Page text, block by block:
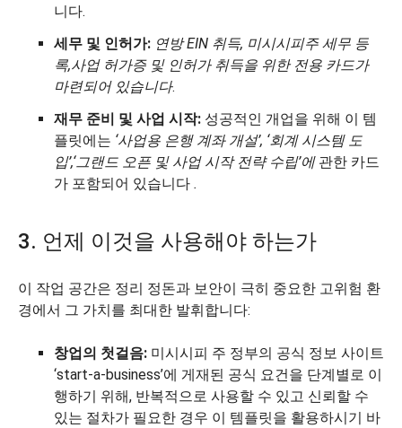
니다.
세무 및 인허가: 연방 EIN 취득, 미시시피주 세무 등
록,사업 허가증 및 인허가 취득을 위한 전용 카드가
마련되어 있습니다.
재무 준비 및 사업 시작: 성공적인 개업을 위해 이 템
플릿에는 ‘사업용 은행 계좌 개설’, ‘회계 시스템 도
입’,‘그랜드 오픈 및 사업 시작 전략 수립’에관한 카드
가 포함되어 있습니다 .
3. 언제 이것을 사용해야 하는가
이 작업 공간은 정리 정돈과 보안이 극히 중요한 고위험 환
경에서 그 가치를 최대한 발휘합니다:
창업의 첫걸음: 미시시피 주 정부의 공식 정보 사이트
‘start-a-business’에 게재된 공식 요건을 단계별로 이
행하기 위해, 반복적으로 사용할 수 있고 신뢰할 수
있는 절차가 필요한 경우 이 템플릿을 활용하시기 바